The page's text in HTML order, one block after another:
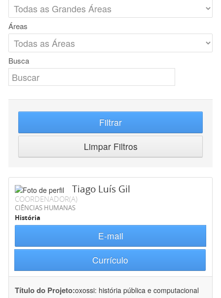
Áreas
Busca
Filtrar
Limpar Filtros
Tiago Luís Gil
COORDENADOR(A)
CIÊNCIAS HUMANAS
História
E-mail
Currículo
Título do Projeto:oxossi: história pública e computacional